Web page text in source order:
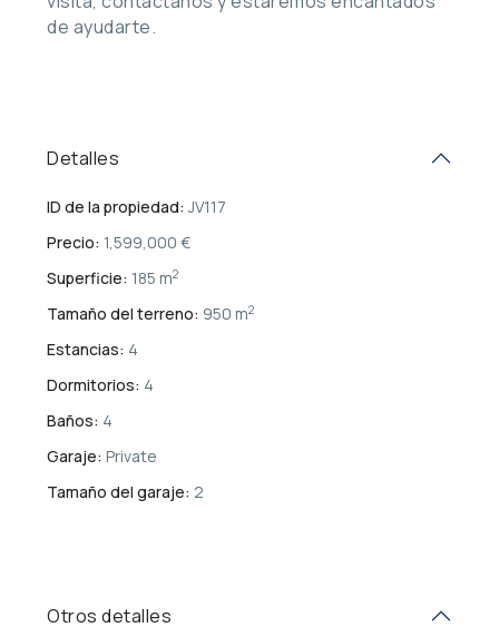
de ayudarte.
Detalles
ID de la propiedad: JV117
Precio: 1,599,000 €
Superficie: 185 m2
Tamaño del terreno: 950 m2
Estancias: 4
Dormitorios: 4
Baños: 4
Garaje: Private
Tamaño del garaje: 2
Otros detalles